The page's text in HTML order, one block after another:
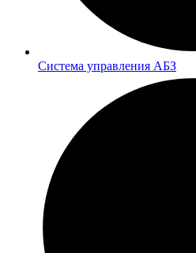
Система управления АБЗ